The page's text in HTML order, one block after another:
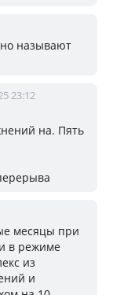
называют
23:12
на. Пять
месяцы при
в режиме
из
и